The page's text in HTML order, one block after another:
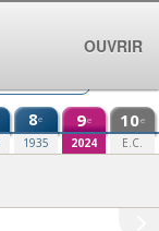
8e
1935
9e
2024
10e
E.C.
OUVRIR